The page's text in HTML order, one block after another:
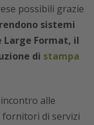
possibili grazie
sistemi
Large Format, il
di stampa
alle
fornitori di servizi